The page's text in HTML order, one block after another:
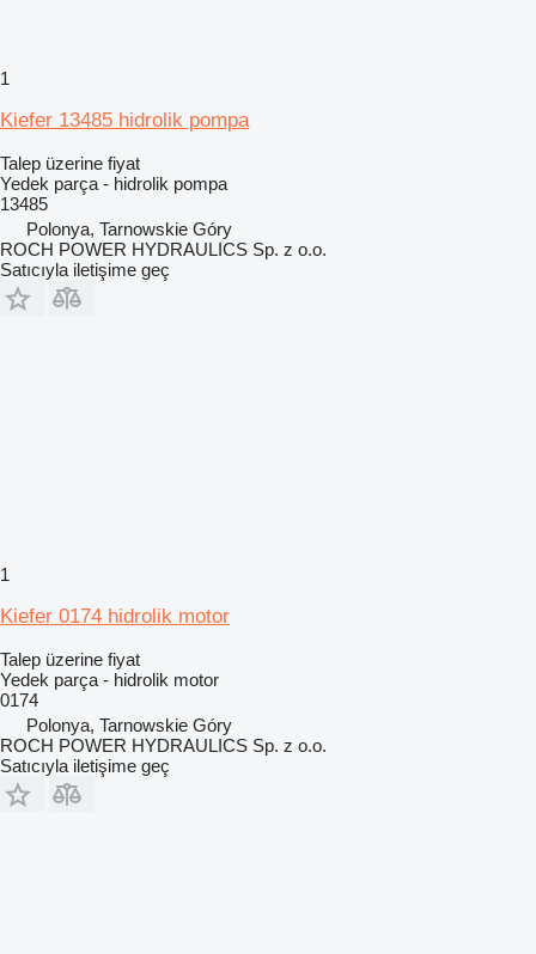
1
Kiefer 13485 hidrolik pompa
Talep üzerine fiyat
Yedek parça - hidrolik pompa
13485
Polonya, Tarnowskie Góry
ROCH POWER HYDRAULICS Sp. z o.o.
Satıcıyla iletişime geç
1
Kiefer 0174 hidrolik motor
Talep üzerine fiyat
Yedek parça - hidrolik motor
0174
Polonya, Tarnowskie Góry
ROCH POWER HYDRAULICS Sp. z o.o.
Satıcıyla iletişime geç